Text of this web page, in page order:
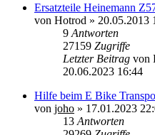
Ersatzteile Heinemann
von Hotrod » 20.05.2013
9 Antworten
27159 Zugriffe
Letzter Beitrag von
20.06.2023 16:44
Hilfe beim E Bike
von joho » 17.01.2023
13 Antworten